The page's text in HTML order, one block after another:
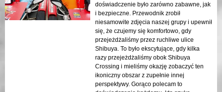
doświadczenie było zarówno zabawne, jak
i bezpieczne. Przewodnik zrobił
niesamowite zdjęcia naszej grupy i upewnił
się, że czujemy się komfortowo, gdy
przejeżdżaliśmy przez ruchliwe ulice
Shibuya. To było ekscytujące, gdy kilka
razy przejeżdżaliśmy obok Shibuya
Crossing i mieliśmy okazję zobaczyć ten
ikoniczny obszar z zupełnie innej
perspektywy. Gorąco polecam to